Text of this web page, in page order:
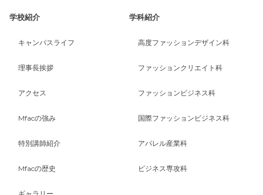
学校紹介
キャンパスライフ
理事長挨拶
アクセス
Mfacの強み
特別講師紹介
Mfacの歴史
学科紹介
高度ファッションデザイン科
ファッションクリエイト科
ファッションビジネス科
国際ファッションビジネス科
アパレル産業科
ビジネス専攻科